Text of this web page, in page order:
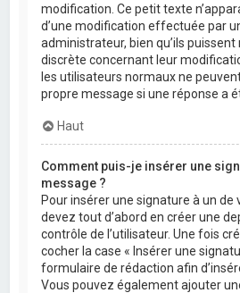
modification. Ce petit texte
d’une modification effectuée par
administrateur, bien qu’ils
discrète concernant leur
les utilisateurs normaux ne
propre message si une réponse a
Haut
Comment puis-je insérer une
message ?
Pour insérer une signature à un de
devez tout d’abord en créer une
contrôle de l’utilisateur. Une fois
cocher la case « Insérer une
formulaire de rédaction afin
Vous pouvez également ajouter